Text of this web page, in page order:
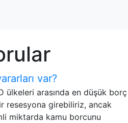
var?
arasında en düşük borç
resesyona girebiliriz, ancak
miktarda kamu borcunu